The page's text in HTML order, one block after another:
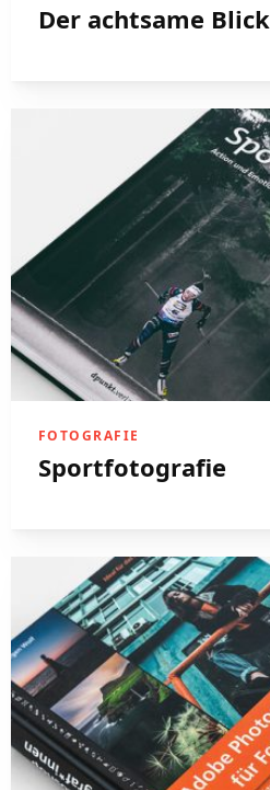
Der achtsame Blick
FOTOGRAFIE
Sportfotografie